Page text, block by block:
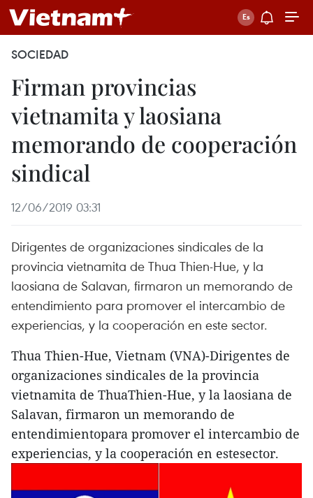
SOCIEDAD
Firman provincias
vietnamita y laosiana
memorando de cooperación
sindical
12/06/2019 03:31
Dirigentes de organizaciones sindicales de la
provincia vietnamita de Thua Thien-Hue, y la
laosiana de Salavan, firmaron un memorando de
entendimiento para promover el intercambio de
experiencias, y la cooperación en este sector.
Thua Thien-Hue, Vietnam (VNA)-Dirigentes de
organizaciones sindicales de la provincia
vietnamita de ThuaThien-Hue, y la laosiana de
Salavan, firmaron un memorando de
entendimientopara promover el intercambio de
experiencias, y la cooperación en estesector.